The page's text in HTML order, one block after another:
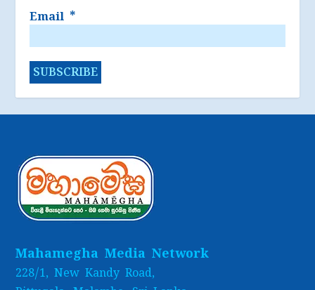
Email *
Mahamegha Media Network
228/1, New Kandy Road,